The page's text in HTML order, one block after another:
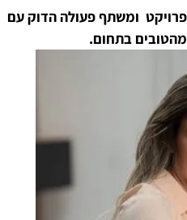
ומשתף פעולה הדוק עם
בתחום.